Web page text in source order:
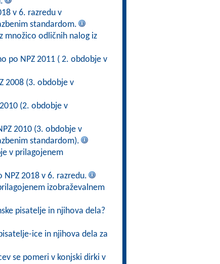
v 6. razredu v
standardom.
množico odličnih nalog iz
po NPZ 2011 ( 2. obdobje v
2008 (3. obdobje v
(2. obdobje v
2010 (3. obdobje v
standardom).
v prilagojenem
NPZ 2018 v 6. razredu.
izobraževalnem
pisatelje in njihova dela?
ice in njihova dela za
se pomeri v konjski dirki v